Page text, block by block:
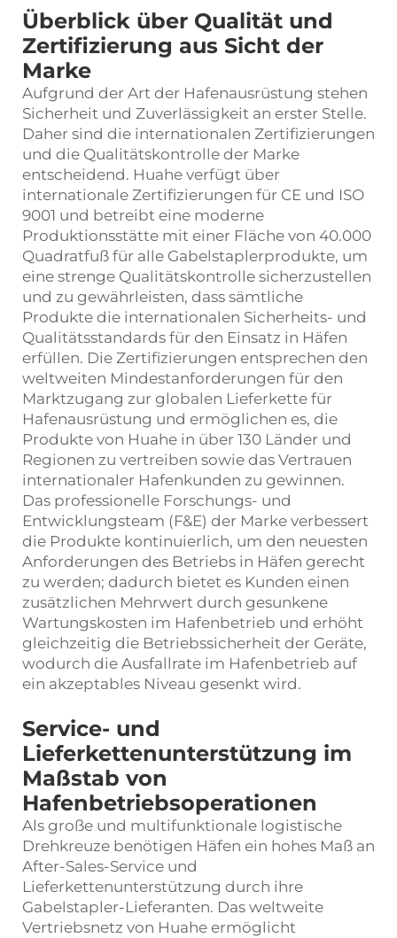
Überblick über Qualität und
Zertifizierung aus Sicht der
Marke
Aufgrund der Art der Hafenausrüstung stehen
Sicherheit und Zuverlässigkeit an erster Stelle.
Daher sind die internationalen Zertifizierungen
und die Qualitätskontrolle der Marke
entscheidend. Huahe verfügt über
internationale Zertifizierungen für CE und ISO
9001 und betreibt eine moderne
Produktionsstätte mit einer Fläche von 40.000
Quadratfuß für alle Gabelstaplerprodukte, um
eine strenge Qualitätskontrolle sicherzustellen
und zu gewährleisten, dass sämtliche
Produkte die internationalen Sicherheits- und
Qualitätsstandards für den Einsatz in Häfen
erfüllen. Die Zertifizierungen entsprechen den
weltweiten Mindestanforderungen für den
Marktzugang zur globalen Lieferkette für
Hafenausrüstung und ermöglichen es, die
Produkte von Huahe in über 130 Länder und
Regionen zu vertreiben sowie das Vertrauen
internationaler Hafenkunden zu gewinnen.
Das professionelle Forschungs- und
Entwicklungsteam (F&E) der Marke verbessert
die Produkte kontinuierlich, um den neuesten
Anforderungen des Betriebs in Häfen gerecht
zu werden; dadurch bietet es Kunden einen
zusätzlichen Mehrwert durch gesunkene
Wartungskosten im Hafenbetrieb und erhöht
gleichzeitig die Betriebssicherheit der Geräte,
wodurch die Ausfallrate im Hafenbetrieb auf
ein akzeptables Niveau gesenkt wird.
Service- und
Lieferkettenunterstützung im
Maßstab von
Hafenbetriebsoperationen
Als große und multifunktionale logistische
Drehkreuze benötigen Häfen ein hohes Maß an
After-Sales-Service und
Lieferkettenunterstützung durch ihre
Gabelstapler-Lieferanten. Das weltweite
Vertriebsnetz von Huahe ermöglicht